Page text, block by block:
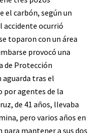
el carbón, según un
accidente ocurrió
toparon con un área
provocó una
de Protección
tras el
por agentes de la
de 41 años, llevaba
pero varios años en
mantener a sus dos